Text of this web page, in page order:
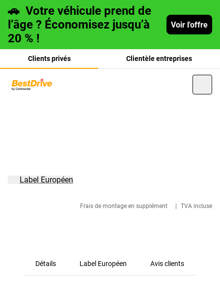
🚗 Votre véhicule prend de
l’âge ? Économisez jusqu’à
20 % !
Voir l'offre
Clients privés Clientèle entreprises
Frais de montage en supplément TVA incluse
Label Européen
Détails Label Européen Avis clients